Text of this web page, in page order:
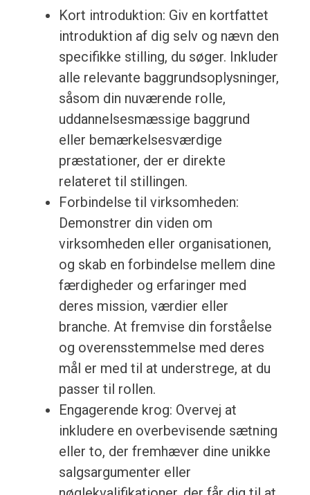
Kort introduktion: Giv en kortfattet
introduktion af dig selv og nævn den
specifikke stilling, du søger. Inkluder
alle relevante baggrundsoplysninger,
såsom din nuværende rolle,
uddannelsesmæssige baggrund
eller bemærkelsesværdige
præstationer, der er direkte
relateret til stillingen.
Forbindelse til virksomheden:
Demonstrer din viden om
virksomheden eller organisationen,
og skab en forbindelse mellem dine
færdigheder og erfaringer med
deres mission, værdier eller
branche. At fremvise din forståelse
og overensstemmelse med deres
mål er med til at understrege, at du
passer til rollen.
Engagerende krog: Overvej at
inkludere en overbevisende sætning
eller to, der fremhæver dine unikke
salgsargumenter eller